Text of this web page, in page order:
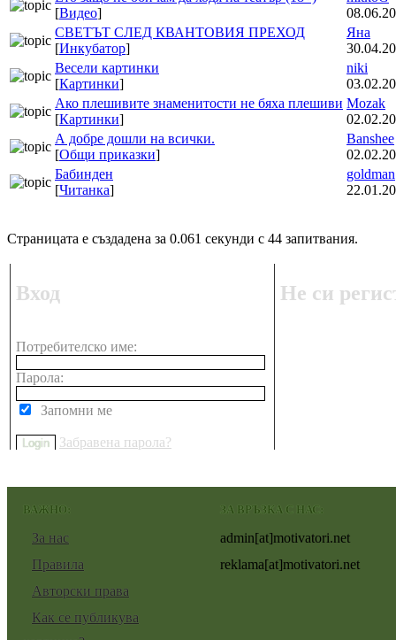
[Видео]
СВЕТЪТ СЛЕД КВАНТОВИЯ ПРЕХОД
[Инкубатор]
Яна
Весели картинки
[Картинки]
niki
Ако плешивите знаменитости не бяха плешиви
[Картинки]
Mozak
А добре дошли на всички.
[Общи приказки]
Banshee
Бабинден
[Читанка]
goldman
Страницата е създадена за 0.061 секунди с 44 запитвания.
Вход
Потребителско име:
Парола:
Запомни ме
Забравена парола?
Не си
ВАЖНО:
За нас
Правила
Авторски права
Как се публикува
ЗА ВРЪЗКА С НАС:
admin[at]motivatori.net
reklama[at]motivatori.net